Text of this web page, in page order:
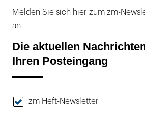
Melden Sie sich hier zum zm-
an
Die aktuellen
Ihren Posteingang
zm Heft-Newsletter